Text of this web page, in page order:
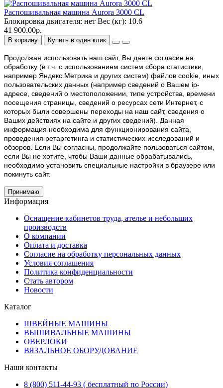
Распошивальная машина Aurora 3000 CL
Блокировка двигателя: нет Вес (кг): 10.6
41 900.00р.
В корзину Купить в один клик
Продолжая использовать наш cайт, Вы даете согласие на
обработку (в т.ч. с использованием систем сбора статистики,
например Яндекс.Метрика и других систем) файлов cookie, иных
пользовательских данных (например сведений о Вашем ip-
адресе, сведений о местоположении, типе устройства, времени
посещения страницы, сведений о ресурсах сети Интернет, с
которых были совершены переходы на наш сайт, сведения о
Ваших действиях на сайте и других сведений). Данная
информация необходима для функционирования сайта,
проведения ретаргетинга и статистических исследований и
обзоров. Если Вы согласны, продолжайте пользоваться сайтом,
если Вы не хотите, чтобы Ваши данные обрабатывались,
необходимо установить специальные настройки в браузере или
покинуть сайт.
Принимаю
Информация
Оснащение кабинетов труда, ателье и небольших
производств
О компании
Оплата и доставка
Согласие на обработку персональных данных
Условия соглашения
Политика конфиденциальности
Стать автором
Новости
Каталог
ШВЕЙНЫЕ МАШИНЫ
ВЫШИВАЛЬНЫЕ МАШИНЫ
ОВЕРЛОКИ
ВЯЗАЛЬНОЕ ОБОРУДОВАНИЕ
Наши контакты
8 (800) 511-44-93 ( бесплатный по России)